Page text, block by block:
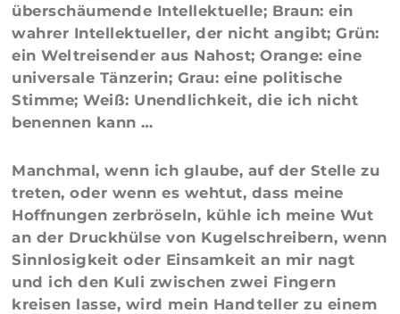
überschäumende Intellektuelle; Braun: ein
wahrer Intellektueller, der nicht angibt; Grün:
ein Weltreisender aus Nahost; Orange: eine
universale Tänzerin; Grau: eine politische
Stimme; Weiß: Unendlichkeit, die ich nicht
benennen kann …
Manchmal, wenn ich glaube, auf der Stelle zu
treten, oder wenn es wehtut, dass meine
Hoffnungen zerbröseln, kühle ich meine Wut
an der Druckhülse von Kugelschreibern, wenn
Sinnlosigkeit oder Einsamkeit an mir nagt
und ich den Kuli zwischen zwei Fingern
kreisen lasse, wird mein Handteller zu einem